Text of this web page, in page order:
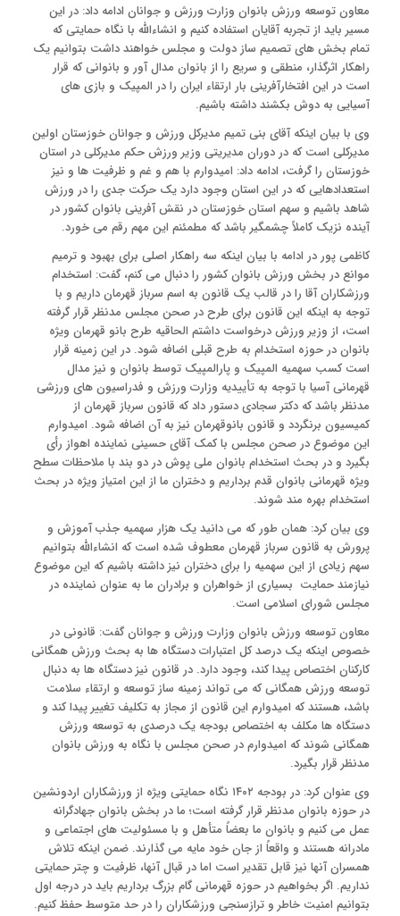
معاون توسعه ورزش بانوان وزارت ورزش و جوانان ادامه داد: در این
مسیر باید از تجربه آقایان استفاده کنیم و انشاءالله با نگاه حمایتی که
تمام بخش های تصمیم ساز دولت و مجلس خواهند داشت بتوانیم یک
راهکار اثرگذار، منطقی و سریع را از بانوان مدال آور و بانوانی که قرار
است در این افتخارآفرینی بار ارتقاء ایران را در المپیک و بازی های
آسیایی به دوش بکشند داشته باشیم.
وی با بیان اینکه آقای بنی تمیم مدیرکل ورزش و جوانان خوزستان اولین
مدیرکلی است که در دوران مدیریتی وزیر ورزش حکم مدیرکلی در استان
خوزستان را گرفت، ادامه داد: امیدوارم با هم و غم و ظرفیت ها و نیز
استعدادهایی که در این استان وجود دارد یک حرکت جدی را در ورزش
شاهد باشیم و سهم استان خوزستان در نقش آفرینی بانوان کشور در
آینده نزیک کاملاً چشمگیر باشد که مطمئنم این مهم رقم می خورد.
کاظمی پور در ادامه با بیان اینکه سه راهکار اصلی برای بهبود و ترمیم
موانع در بخش ورزش بانوان کشور را دنبال می کنم، گفت: استخدام
ورزشکاران آقا را در قالب یک قانون به اسم سرباز قهرمان داریم و با
توجه به اینکه این قانون برای طرح در صحن مجلس مدنظر قرار گرفته
است، از وزیر ورزش درخواست داشتم الحاقیه طرح بانو قهرمان ویژه
بانوان در حوزه استخدام به طرح قبلی اضافه شود. در این زمینه قرار
است کسب سهمیه المپیک و پارالمپیک توسط بانوان و نیز مدال
قهرمانی آسیا با توجه به تأییدیه وزارت ورزش و فدراسیون های ورزشی
مدنظر باشد که دکتر سجادی دستور داد که قانون سرباز قهرمان از
کمیسیون برنگردد و قانون بانوقهرمان نیز به آن اضافه شود. امیدوارم
این موضوع در صحن مجلس با کمک آقای حسینی نماینده اهواز رأی
بگیرد و در بحث استخدام بانوان ملی پوش در دو بند با ملاحظات سطح
ویژه قهرمانی بانوان قدم برداریم و دختران ما از این امتیاز ویژه در بحث
استخدام بهره مند شوند.
وی بیان کرد: همان طور که می دانید یک هزار سهمیه جذب آموزش و
پرورش به قانون سرباز قهرمان معطوف شده است که انشاءالله بتوانیم
سهم زیادی از این سهمیه را برای دختران نیز داشته باشیم که این موضوع
نیازمند حمایت بسیاری از خواهران و برادران ما به عنوان نماینده در
مجلس شورای اسلامی است.
معاون توسعه ورزش بانوان وزارت ورزش و جوانان گفت: قانونی در
خصوص اینکه یک درصد کل اعتبارات دستگاه ها به بحث ورزش همگانی
کارکنان اختصاص پیدا کند، وجود دارد. در قانون نیز دستگاه ها به دنبال
توسعه ورزش همگانی که می تواند زمینه ساز توسعه و ارتقاء سلامت
باشد، هستند که امیدوارم این قانون از مجاز به تکلیف تغییر پیدا کند و
دستگاه ها مکلف به اختصاص بودجه یک درصدی به توسعه ورزش
همگانی شوند که امیدوارم در صحن مجلس با نگاه به ورزش بانوان
مدنظر قرار بگیرد.
وی عنوان کرد: در بودجه ۱۴۰۲ نگاه حمایتی ویژه از ورزشکاران اردونشین
در حوزه بانوان مدنظر قرار گرفته است؛ ما در بخش بانوان جهادگرانه
عمل می کنیم و بانوان ما بعضاً متأهل و با مسئولیت های اجتماعی و
مادرانه هستند و واقعاً از جان خود مایه می گذارند. ضمن اینکه تلاش
همسران آنها نیز قابل تقدیر است اما در قبال آنها، ظرفیت و چتر حمایتی
نداریم. اگر بخواهیم در حوزه قهرمانی گام بزرگ برداریم باید در درجه اول
بتوانیم امنیت خاطر و ترازسنجی ورزشکاران را در حد متوسط حفظ کنیم.